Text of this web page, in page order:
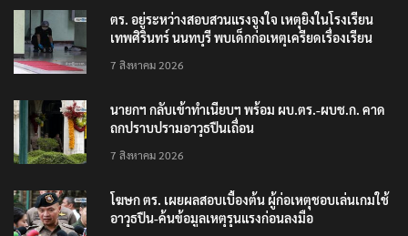
ตร. อยู่ระหว่างสอบสวนแรงจูงใจ เหตุยิงในโรงเรียน
เทพศิรินทร์ นนทบุรี พบเด็กก่อเหตุเครียดเรื่องเรียน
7 สิงหาคม 2026
นายกฯ กลับเข้าทำเนียบฯ พร้อม ผบ.ตร.-ผบช.ก. คาด
ถกปราบปรามอาวุธปืนเถื่อน
7 สิงหาคม 2026
โฆษก ตร. เผยผลสอบเบื้องต้น ผู้ก่อเหตุชอบเล่นเกมใช้
อาวุธปืน-ค้นข้อมูลเหตุรุนแรงก่อนลงมือ